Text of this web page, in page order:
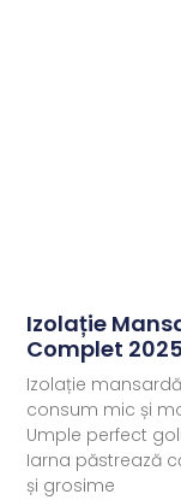
Izolație
Complet 2025
Izolație
consum mic și
Umple perfect
Iarna păstrează
și grosime